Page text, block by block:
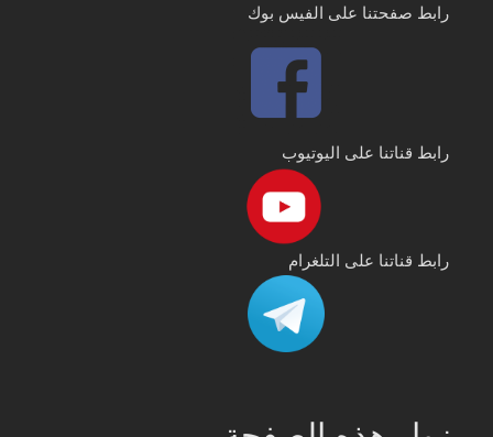
رابط صفحتنا على الفيس بوك
رابط قناتنا على اليوتيوب
رابط قناتنا على التلغرام